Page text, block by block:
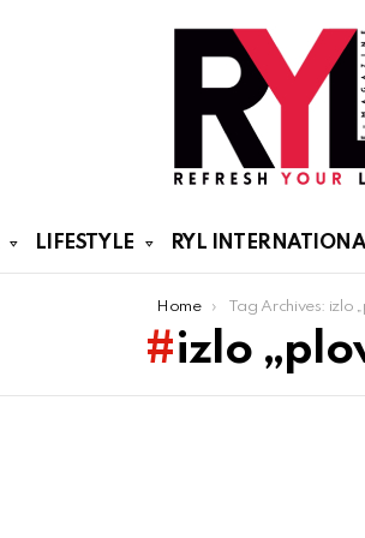
LIFESTYLE RYL
Home Tag Archives: izlo
izlo